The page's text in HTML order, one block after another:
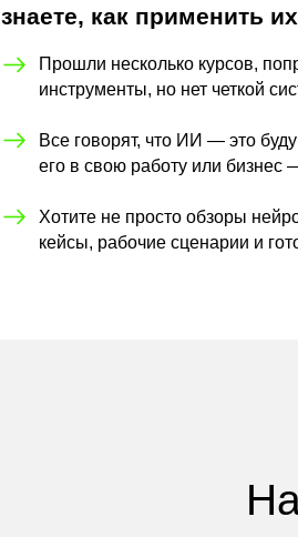
Прошли несколько курсов,
инструменты, но нет четкой
Все говорят, что ИИ — это
его в свою работу или бизнес
Хотите не просто обзоры
кейсы, рабочие сценарии и
знаете, как применить